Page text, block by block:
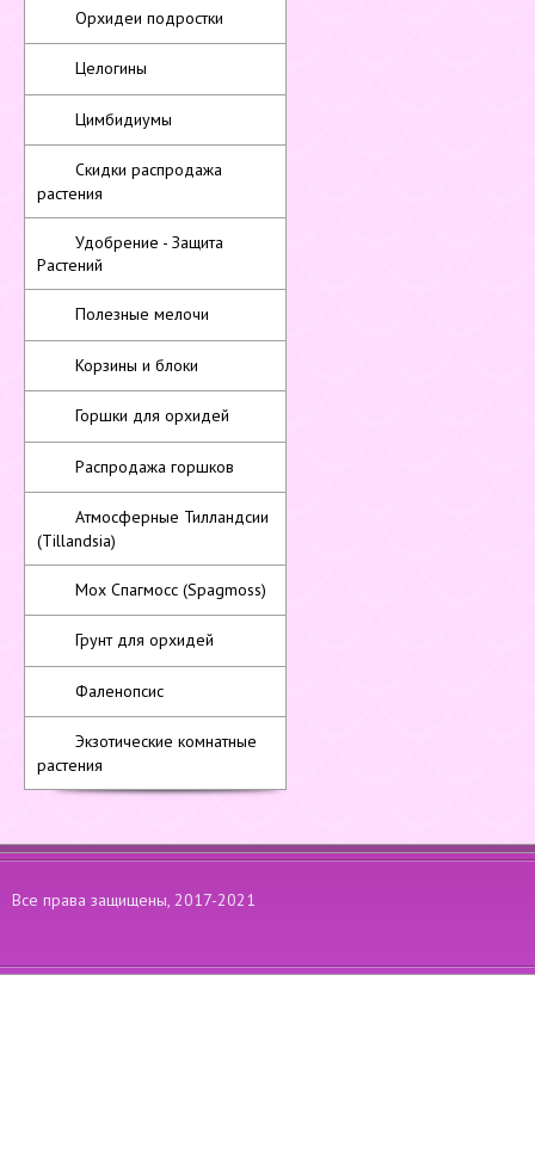
Орхидеи подростки
Целогины
Цимбидиумы
Скидки распродажа
растения
Удобрение - Защита
Растений
Полезные мелочи
Корзины и блоки
Горшки для орхидей
Распродажа горшков
Атмосферные Тилландсии
(Tillandsia)
Мох Спагмосс (Spagmoss)
Грунт для орхидей
Фаленопсис
Экзотические комнатные
растения
Все права защищены, 2017-2021